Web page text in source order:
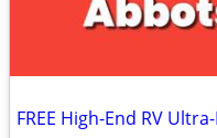
FREE High-End RV